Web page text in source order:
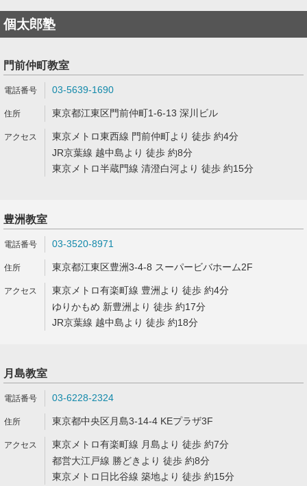
個太郎塾
門前仲町教室
03-5639-1690
東京都江東区門前仲町1-6-13 深川ビル
東京メトロ東西線 門前仲町より 徒歩 約4分
JR京葉線 越中島より 徒歩 約8分
東京メトロ半蔵門線 清澄白河より 徒歩 約15分
豊洲教室
03-3520-8971
東京都江東区豊洲3-4-8 スーパービバホーム2F
東京メトロ有楽町線 豊洲より 徒歩 約4分
ゆりかもめ 新豊洲より 徒歩 約17分
JR京葉線 越中島より 徒歩 約18分
月島教室
03-6228-2324
東京都中央区月島3-14-4 KEプラザ3F
東京メトロ有楽町線 月島より 徒歩 約7分
都営大江戸線 勝どきより 徒歩 約8分
東京メトロ日比谷線 築地より 徒歩 約15分